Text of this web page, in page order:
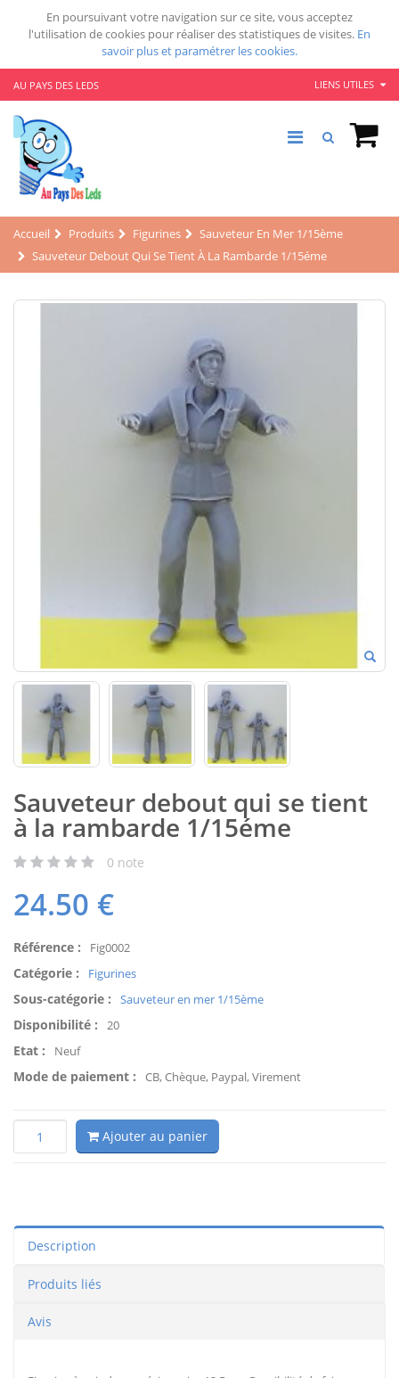
En poursuivant votre navigation sur ce site, vous acceptez
l'utilisation de cookies pour réaliser des statistiques de visites. En
savoir plus et paramétrer les cookies.
AU PAYS DES LEDS LIENS UTILES
Accueil Produits Figurines
Sauveteur En Mer 1/15ème
Sauveteur Debout Qui Se Tient À La Rambarde 1/15éme
Sauveteur debout qui se tient
à la rambarde 1/15éme
0 note
24.50 €
Référence : Fig0002
Catégorie : Figurines
Sous-catégorie : Sauveteur en mer 1/15ème
Disponibilité : 20
Etat : Neuf
Mode de paiement : CB, Chèque, Paypal, Virement
Ajouter au panier
Description
Produits liés
Avis